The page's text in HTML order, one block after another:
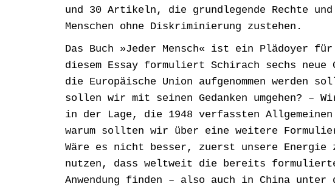
und 30 Artikeln, die grundlegende Rechte
Menschen ohne Diskriminierung zustehen.
Das Buch »Jeder Mensch« ist ein Plädoyer
diesem Essay formuliert Schirach sechs
die Europäische Union aufgenommen werden
sollen wir mit seinen Gedanken umgehen? –
in der Lage, die 1948 verfassten Allgemeinen
warum sollten wir über eine weitere
Wäre es nicht besser, zuerst unsere
nutzen, dass weltweit die bereits
Anwendung finden – also auch in China unter